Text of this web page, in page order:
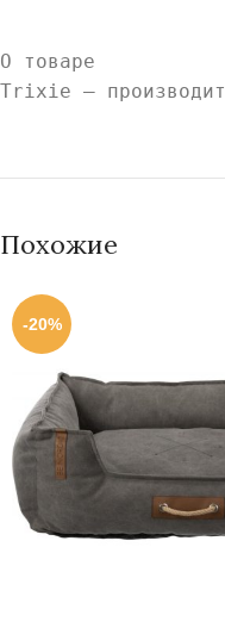
О товаре
Trixie —
Похожие
-20%